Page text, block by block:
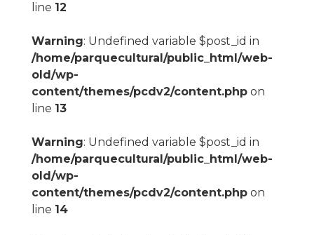
line 12
Warning: Undefined variable $post_id in
/home/parquecultural/public_html/web-
old/wp-
content/themes/pcdv2/content.phpon
line 13
Warning: Undefined variable $post_id in
/home/parquecultural/public_html/web-
old/wp-
content/themes/pcdv2/content.phpon
line 14